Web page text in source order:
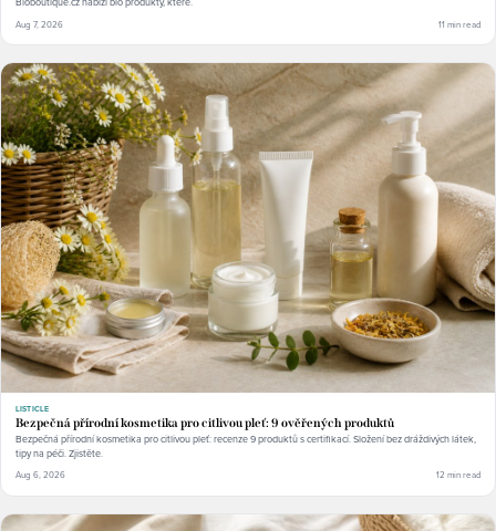
Aug 7, 2026 11 min read
LISTICLE
Bezpečná přírodní kosmetika pro citlivou pleť: 9 ověřených produktů
Bezpečná přírodní kosmetika pro citlivou pleť: recenze 9 produktů s certifikací. Složení bez dráždivých látek,
tipy na péči. Zjistěte.
Aug 6, 2026 12 min read